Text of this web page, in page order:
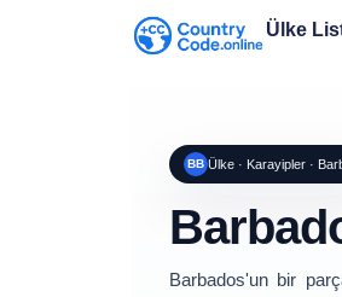
Ülke
BB Ülke · Karayipler ·
Barbados'un bir